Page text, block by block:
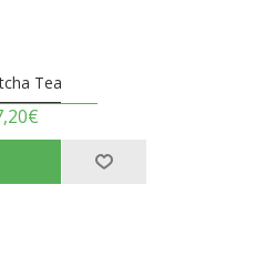
Tea